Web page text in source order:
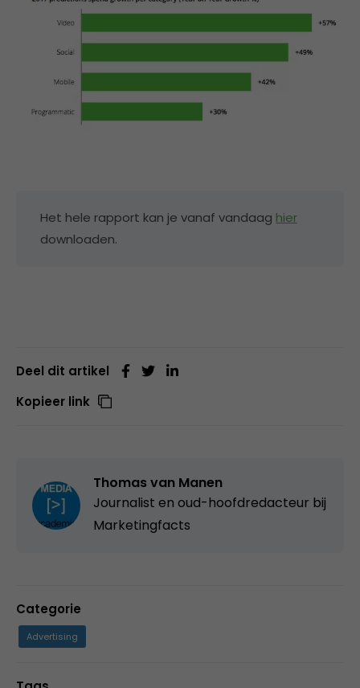
Het hele rapport kan je vanaf vandaag hier
downloaden.
Deel dit artikel
Kopieer link
Thomas van Manen
Journalist en oud-hoofdredacteur bij
Marketingfacts
Categorie
Advertising